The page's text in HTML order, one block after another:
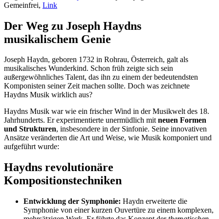
Gemeinfrei, Link
Der Weg zu Joseph Haydns
musikalischem Genie
Joseph Haydn, geboren 1732 in Rohrau, Österreich, galt als
musikalisches Wunderkind. Schon früh zeigte sich sein
außergewöhnliches Talent, das ihn zu einem der bedeutendsten
Komponisten seiner Zeit machen sollte. Doch was zeichnete
Haydns Musik wirklich aus?
Haydns Musik war wie ein frischer Wind in der Musikwelt des 18.
Jahrhunderts. Er experimentierte unermüdlich mitneuen Formen
und Strukturen, insbesondere in der Sinfonie. Seine innovativen
Ansätze veränderten die Art und Weise, wie Musik komponiert und
aufgeführt wurde:
Haydns revolutionäre
Kompositionstechniken
Entwicklung der Symphonie: Haydn erweiterte die
Symphonie von einer kurzen Ouvertüre zu einem komplexen,